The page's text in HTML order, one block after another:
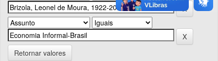
Retornar valores